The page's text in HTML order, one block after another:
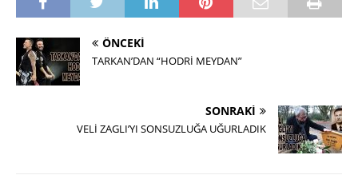
ÖNCEKI
TARKAN’DAN “HODRİ MEYDAN”
SONRAKI
VELİ ZAGLI’YI SONSUZLUĞA UĞURLADIK